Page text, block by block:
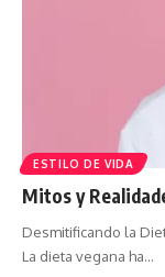
ESTILO DE VIDA
Mitos y
Desmitificando la
La dieta vegana ha…